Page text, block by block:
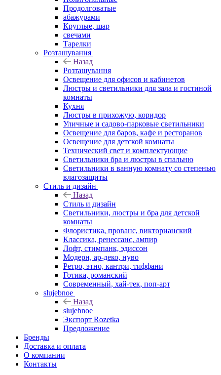
Продолговатые
абажурами
Круглые, шар
свечами
Тарелки
Розташування
Назад
Розташування
Освещение для офисов и кабинетов
Люстры и светильники для зала и гостиной
комнаты
Кухня
Люстры в прихожую, коридор
Уличные и садово-парковые светильники
Освещение для баров, кафе и ресторанов
Освещение для детской комнаты
Технический свет и комплектующие
Светильники бра и люстры в спальню
Светильники в ванную комнату со степенью
влагозащиты
Стиль и дизайн
Назад
Стиль и дизайн
Светильники, люстры и бра для детской
комнаты
Флористика, прованс, викторианский
Классика, ренессанс, ампир
Лофт, стимпанк, эдиссон
Модерн, ар-деко, нуво
Ретро, этно, кантри, тиффани
Готика, романский
Современный, хай-тек, поп-арт
slujebnoe
Назад
slujebnoe
Экспорт Rozetka
Предложение
Бренды
Доставка и оплата
О компании
Контакты